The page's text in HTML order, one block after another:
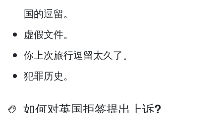
国的逗留。
虚假文件。
你上次旅行逗留太久了。
犯罪历史。
如何对英国拒签提出上诉?